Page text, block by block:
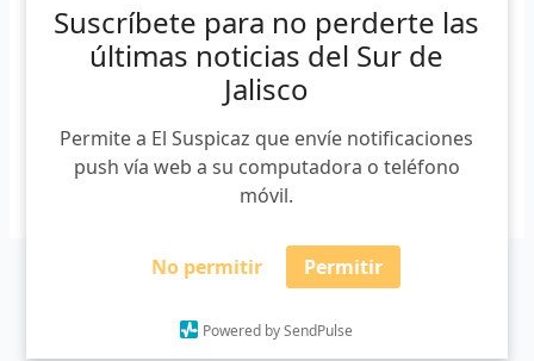
Suscríbete para no perderte las
últimas noticias del Sur de
Jalisco
Permite a El Suspicaz que envíe notificaciones
push vía web a su computadora o teléfono
móvil.
No permitir Permitir
Powered by SendPulse
puede hacer. Avanzamos en una carretera solitaria. Una
espesa neblina nos envuelve y apenas logramos
Leer más »